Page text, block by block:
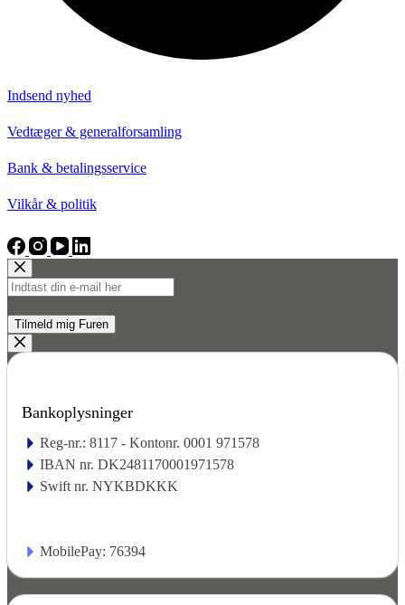
Indsend nyhed
Vedtæger & generalforsamling
Bank & betalingsservice
Vilkår & politik
Bankoplysninger
Reg-nr.: 8117 - Kontonr. 0001 971578
IBAN nr. DK2481170001971578
Swift nr. NYKBDKKK
MobilePay: 76394